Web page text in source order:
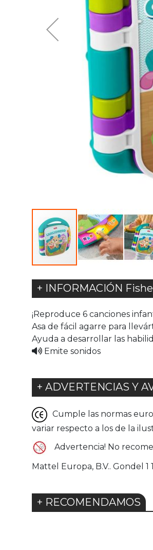
+ INFORMACIÓN
¡Reproduce 6 canciones
Asa de fácil agarre para
Ayuda a desarrollar las
Emite sonidos
+ ADVERTENCIAS Y
Cumple las normas
variar respecto a los de la
Advertencia! No
Mattel Europa, B.V.. Gondel
+ RECOMENDAMOS